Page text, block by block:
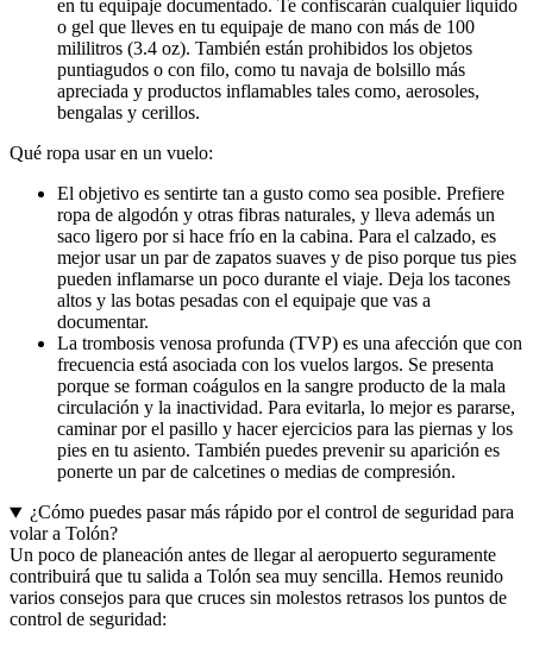
en tu equipaje documentado. Te confiscarán cualquier líquido
o gel que lleves en tu equipaje de mano con más de 100
mililitros (3.4 oz). También están prohibidos los objetos
puntiagudos o con filo, como tu navaja de bolsillo más
apreciada y productos inflamables tales como, aerosoles,
bengalas y cerillos.
Qué ropa usar en un vuelo:
El objetivo es sentirte tan a gusto como sea posible. Prefiere
ropa de algodón y otras fibras naturales, y lleva además un
saco ligero por si hace frío en la cabina. Para el calzado, es
mejor usar un par de zapatos suaves y de piso porque tus pies
pueden inflamarse un poco durante el viaje. Deja los tacones
altos y las botas pesadas con el equipaje que vas a
documentar.
La trombosis venosa profunda (TVP) es una afección que con
frecuencia está asociada con los vuelos largos. Se presenta
porque se forman coágulos en la sangre producto de la mala
circulación y la inactividad. Para evitarla, lo mejor es pararse,
caminar por el pasillo y hacer ejercicios para las piernas y los
pies en tu asiento. También puedes prevenir su aparición es
ponerte un par de calcetines o medias de compresión.
¿Cómo puedes pasar más rápido por el control de seguridad para
volar a Tolón?
Un poco de planeación antes de llegar al aeropuerto seguramente
contribuirá que tu salida a Tolón sea muy sencilla. Hemos reunido
varios consejos para que cruces sin molestos retrasos los puntos de
control de seguridad: